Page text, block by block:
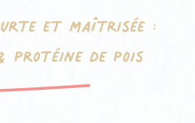
et maîtrisée :
protéine de pois